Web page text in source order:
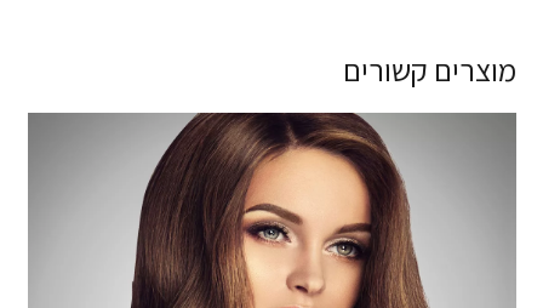
מוצרים קשורים